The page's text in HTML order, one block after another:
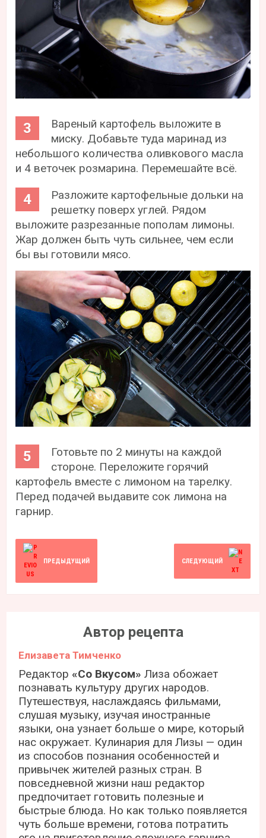
Вареный картофель выложите в
миску. Добавьте туда маринад из
небольшого количества оливкового масла
и 4 веточек розмарина. Перемешайте всё.
Разложите картофельные дольки на
решетку поверх углей. Рядом
выложите разрезанные пополам лимоны.
Жар должен быть чуть сильнее, чем если
бы вы готовили мясо.
Готовьте по 2 минуты на каждой
стороне. Переложите горячий
картофель вместе с лимоном на тарелку.
Перед подачей выдавите сок лимона на
гарнир.
ПРЕДЫДУЩИЙ СЛЕДУЮЩИЙ
Автор рецепта
Елизавета Тимченко
Редактор«Со Вкусом» Лиза обожает
познавать культуру других народов.
Путешествуя, наслаждаясь фильмами,
слушая музыку, изучая иностранные
языки, она узнает больше о мире, который
нас окружает. Кулинария для Лизы — один
из способов познания особенностей и
привычек жителей разных стран. В
повседневной жизни наш редактор
предпочитает готовить полезные и
быстрые блюда. Но как только появляется
чуть больше времени, готова потратить